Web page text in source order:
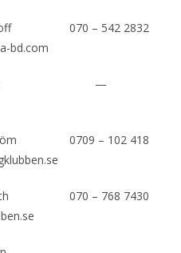
070 – 542 2832
bd.com
—
0709 – 102 418
070 – 768 7430